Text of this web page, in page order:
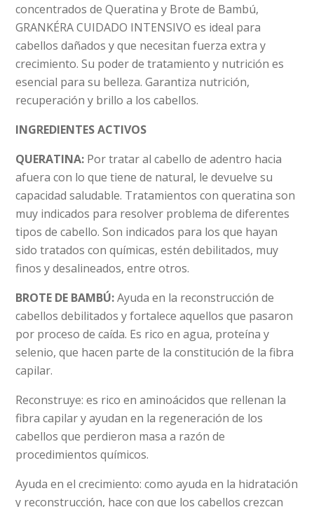
concentrados de Queratina y Brote de Bambú,
GRANKÉRA CUIDADO INTENSIVO es ideal para
cabellos dañados y que necesitan fuerza extra y
crecimiento. Su poder de tratamiento y nutrición es
esencial para su belleza. Garantiza nutrición,
recuperación y brillo a los cabellos.
INGREDIENTES ACTIVOS
QUERATINA: Por tratar al cabello de adentro hacia
afuera con lo que tiene de natural, le devuelve su
capacidad saludable. Tratamientos con queratina son
muy indicados para resolver problema de diferentes
tipos de cabello. Son indicados para los que hayan
sido tratados con químicas, estén debilitados, muy
finos y desalineados, entre otros.
BROTE DE BAMBÚ:Ayuda en la reconstrucción de
cabellos debilitados y fortalece aquellos que pasaron
por proceso de caída. Es rico en agua, proteína y
selenio, que hacen parte de la constitución de la fibra
capilar.
Reconstruye: es rico en aminoácidos que rellenan la
fibra capilar y ayudan en la regeneración de los
cabellos que perdieron masa a razón de
procedimientos químicos.
Ayuda en el crecimiento: como ayuda en la hidratación
y reconstrucción, hace con que los cabellos crezcan